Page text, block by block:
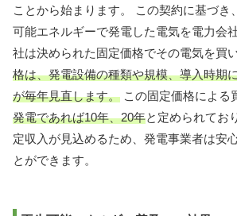
ことから始まります。 この契約に基づき
可能エネルギーで発電した電気を電力会
社は決められた固定価格でその電気を買
格は、発電設備の種類や規模、導入時期
が毎年見直します。 この固定価格による
発電であれば10年、20年と定められてお
定収入が見込めるため、発電事業者は安
とができます。